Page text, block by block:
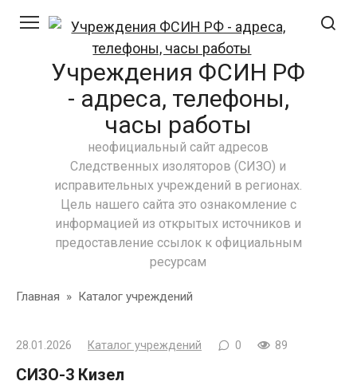
Учреждения ФСИН РФ
- адреса, телефоны,
часы работы
неофициальный сайт адресов
Следственных изоляторов (СИЗО) и
исправительных учреждений в регионах.
Цель нашего сайта это ознакомление с
информацией из открытых источников и
предоставление ссылок к официальным
ресурсам
Главная » Каталог учреждений
28.01.2026 Каталог учреждений 0 89
СИЗО-3 Кизел